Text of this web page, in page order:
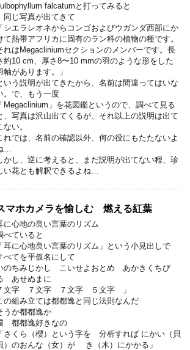
falcatumと打ってみると
同じ写真が出てきて
「シエラレオネからコンゴおよびウガンダ西部にか
て熱帯アフリカに固有のラン科の植物の種です。
れはMegacliniumセクションのメンバーです。長
約10 cm、厚さ8〜10 mmの羽のような形をした
軸があります。」
いう説明が出てきたから、名前は間違ってはいな
。で、もう一度
「Megaclinium」を花図鑑というので、調べて見る
、写真は沢山出てくるが、それ以上の説明は出て
ない。
れでは、名前の確認以外、何の役にもたたないよ
…
かし、逆に考えると、まだ説明が出てない程、珍
い花とも解釈できるよね…
マホカメラを愉しむ 燃える紅葉
に心地の良い言葉のリズム
べていると
「耳に心地良い言葉のリズム」という小見出しで
べてを平仮名にして
のちみじかし こいせよおとめ あかきくちび
あせぬまに
文字 ７文字 ７文字 ５文字 」
の組み立ては都都逸と同じ法則なんだ
うか都都逸か
都都逸好きなの
「さくら（櫻）という字を 分析すれば にかい（貝
）のおんな（女）が き（木）にかかる」